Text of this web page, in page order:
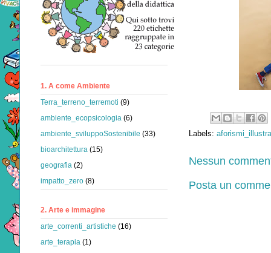
Labels:
Nessun
Posta un
1. A come Ambiente
Terra_terreno_terremoti (9)
ambiente_ecopsicologia (6)
ambiente_sviluppoSostenibile (33)
bioarchitettura (15)
geografia (2)
impatto_zero (8)
2. Arte e immagine
arte_correnti_artistiche (16)
arte_terapia (1)